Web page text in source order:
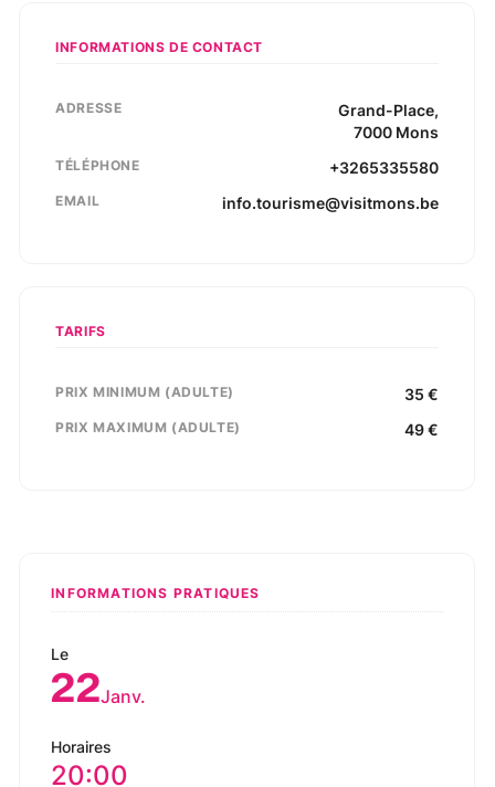
INFORMATIONS DE CONTACT
ADRESSE Grand-Place,
7000 Mons
TÉLÉPHONE +3265335580
EMAIL info.tourisme@visitmons.be
TARIFS
PRIX MINIMUM (ADULTE) 35 €
PRIX MAXIMUM (ADULTE) 49€
INFORMATIONS PRATIQUES
Le
22Janv.
Horaires
20:00